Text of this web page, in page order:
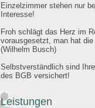
Einzelzimmer stehen nur
Interesse!
Froh schlägt das Herz im
vorausgesetzt, man hat die
(Wilhelm Busch)
Selbstverständlich sind
des BGB versichert!
Leistungen